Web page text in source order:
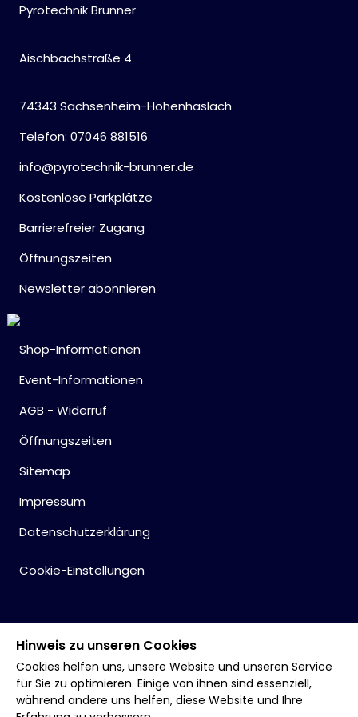
Pyrotechnik Brunner
Aischbachstraße 4
74343 Sachsenheim-Hohenhaslach
Telefon: 07046 881516
info@pyrotechnik-brunner.de
Kostenlose Parkplätze
Barrierefreier Zugang
Öffnungszeiten
Newsletter abonnieren
Shop-Informationen
Event-Informationen
AGB - Widerruf
Öffnungszeiten
Sitemap
Impressum
Datenschutzerklärung
Cookie-Einstellungen
Hinweis zu unseren Cookies
Cookies helfen uns, unsere Website und unseren Service
für Sie zu optimieren. Einige von ihnen sind essenziell,
während andere uns helfen, diese Website und Ihre